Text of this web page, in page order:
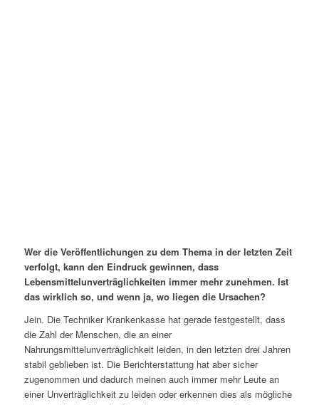
Wer die Veröffentlichungen zu dem Thema in der letzten Zeit
verfolgt, kann den Eindruck gewinnen, dass
Lebensmittelunverträglichkeiten immer mehr zunehmen. Ist
das wirklich so, und wenn ja, wo liegen die Ursachen?
Jein. Die Techniker Krankenkasse hat gerade festgestellt, dass
die Zahl der Menschen, die an einer
Nahrungsmittelunverträglichkeit leiden, in den letzten drei Jahren
stabil geblieben ist. Die Berichterstattung hat aber sicher
zugenommen und dadurch meinen auch immer mehr Leute an
einer Unverträglichkeit zu leiden oder erkennen dies als mögliche